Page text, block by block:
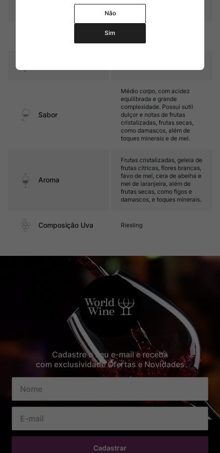
10,5%
Sabor
Médio corpo, com acidez
equilibrada e grande
complexidade. Possui sutil
dulçor e notas de frutas
cristalizadas, frutas secas,
como damascos, além de
toques minerais e de mel.
Aroma
Frutas cristalizadas, geleia de
frutas cítricas, flores brancas,
favo de mel, cera de abelha e
mel de laranjeira, além de
frutas secas, como figos e
damascos, e toques minerais.
Composição Uva Riesling
Cadastre o seu e-mail e receba
com exclusividade Ofertas e Novidades
Cadastrar
Não
Sim